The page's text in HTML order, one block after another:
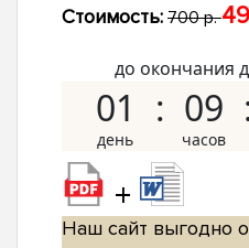
Стоимость: 700 р.
до окончания
01 09
+
Наш сайт выгодно